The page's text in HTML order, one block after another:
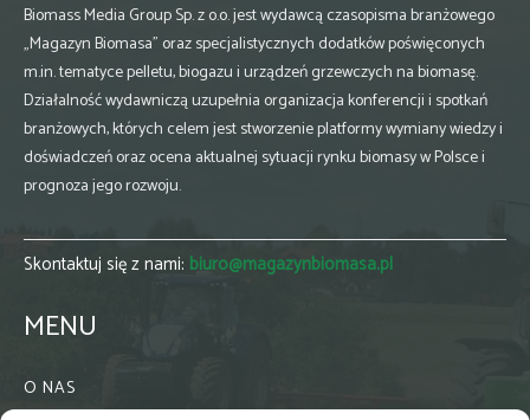
Biomass Media Group Sp. z o.o. jest wydawcą czasopisma branżowego
„Magazyn Biomasa” oraz specjalistycznych dodatków poświęconych
m.in. tematyce pelletu, biogazu i urządzeń grzewczych na biomasę.
Działalność wydawniczą uzupełnia organizacja konferencji i spotkań
branżowych, których celem jest stworzenie platformy wymiany wiedzy i
doświadczeń oraz ocena aktualnej sytuacji rynku biomasy w Polsce i
prognoza jego rozwoju.
Skontaktuj się z nami: biuro@magazynbiomasa.pl
MENU
O NAS